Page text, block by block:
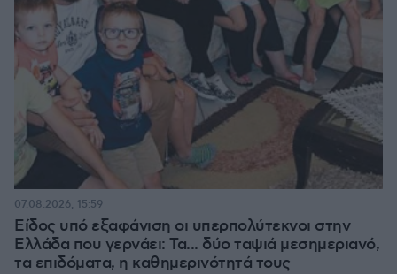
Είδος υπό εξαφάνιση οι υπερπολύτεκνοι στην
Ελλάδα που γερνάει: Τα... δύο ταψιά μεσημεριανό,
τα επιδόματα, η καθημερινότητά τους
07.08.2026, 15:59